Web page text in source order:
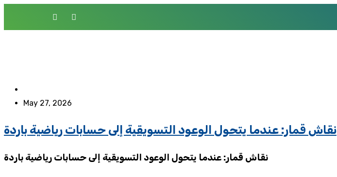
May 27, 2026
نقاش قمار: عندما يتحول الوعود التسويقية إلى حسابات رياضية باردة
نقاش قمار: عندما يتحول الوعود التسويقية إلى حسابات رياضية باردة